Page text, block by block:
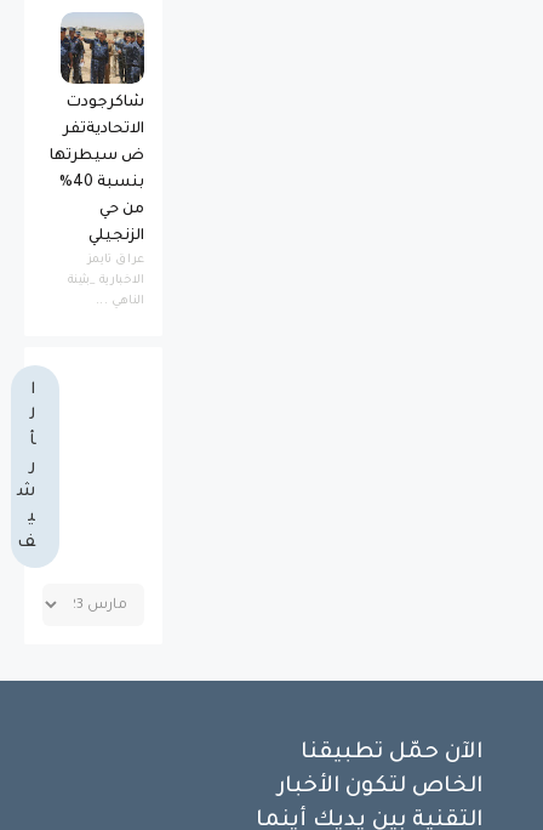
شاكرجودت
الاتحاديةتفر
ض سيطرتها
بنسبة 40%
من حي
الزنجيلي
عراق تايمز
الاخبارية _بثينة
الناهي ...
ا
ل
أ
ر
ش
ي
ف
الآن حمّل تطبيقنا
الخاص لتكون الأخبار
التقنية بين يديك أينما